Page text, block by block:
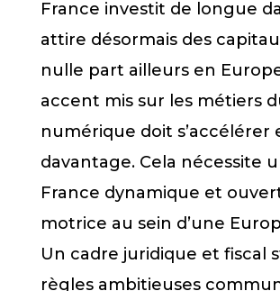
France investit de longue
attire désormais des
nulle part ailleurs en
accent mis sur les métiers
numérique doit s’accélérer
davantage. Cela nécessite
France dynamique et
motrice au sein d’une
Un cadre juridique et fiscal
règles ambitieuses